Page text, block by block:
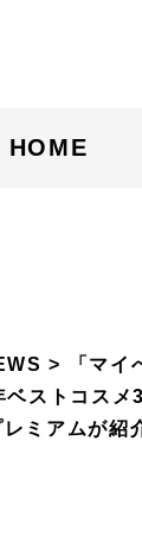
「マ
ストコスメ
ミアムが紹
HOME